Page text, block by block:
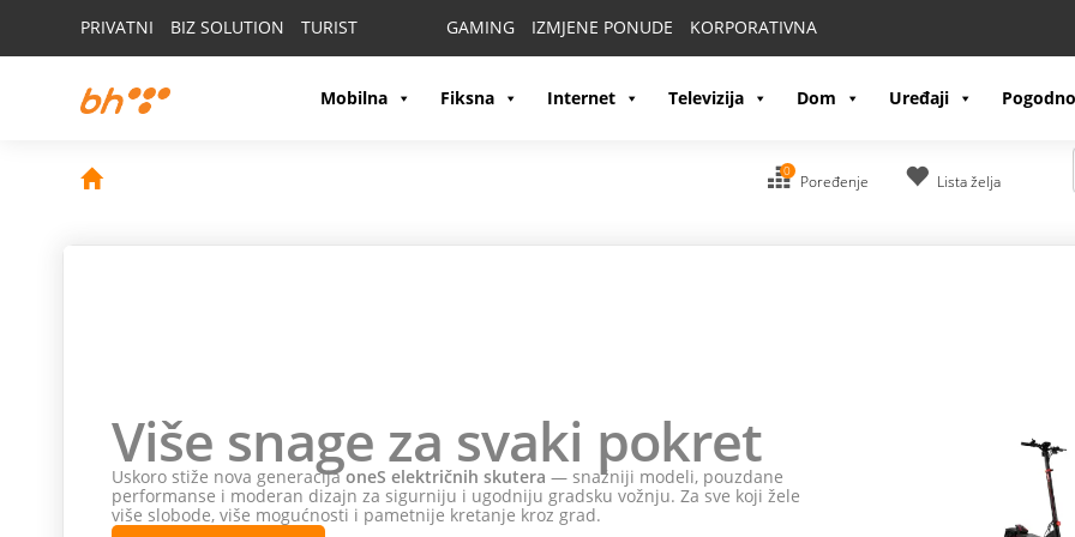
PRIVATNI BIZ SOLUTION TURIST GAMING IZMJENE PONUDE KORPORATIVNA
Mobilna Fiksna Internet Televizija Dom Uređaji
0
Poređenje Lista želja
Više snage za svaki pokret
Uskoro stiže nova generacijaoneS električnih skutera — snažniji modeli, pouzdane
performanse i moderan dizajn za sigurniju i ugodniju gradsku vožnju. Za sve koji žele
više slobode, više mogućnosti i pametnije kretanje kroz grad.